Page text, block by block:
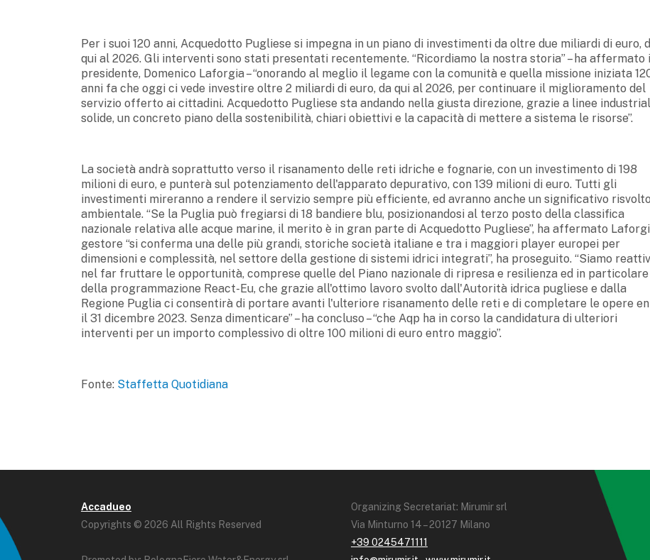
Per i suoi 120 anni, Acquedotto Pugliese si impegna in un piano di investimenti da oltre due miliardi di euro,
qui al 2026. Gli interventi sono stati presentati recentemente. “Ricordiamo la nostra storia” – ha affermato
presidente, Domenico Laforgia – “onorando al meglio il legame con la comunità e quella missione iniziata
anni fa che oggi ci vede investire oltre 2 miliardi di euro, da qui al 2026, per continuare il miglioramento del
servizio offerto ai cittadini. Acquedotto Pugliese sta andando nella giusta direzione, grazie a linee
solide, un concreto piano della sostenibilità, chiari obiettivi e la capacità di mettere a sistema le risorse”.
La società andrà soprattutto verso il risanamento delle reti idriche e fognarie, con un investimento di 198
milioni di euro, e punterà sul potenziamento dell'apparato depurativo, con 139 milioni di euro. Tutti gli
investimenti mireranno a rendere il servizio sempre più efficiente, ed avranno anche un significativo risvolto
ambientale. “Se la Puglia può fregiarsi di 18 bandiere blu, posizionandosi al terzo posto della classifica
nazionale relativa alle acque marine, il merito è in gran parte di Acquedotto Pugliese”, ha affermato
gestore “si conferma una delle più grandi, storiche società italiane e tra i maggiori player europei per
dimensioni e complessità, nel settore della gestione di sistemi idrici integrati”, ha proseguito. “Siamo
nel far fruttare le opportunità, comprese quelle del Piano nazionale di ripresa e resilienza ed in particolare
della programmazione React-Eu, che grazie all'ottimo lavoro svolto dall'Autorità idrica pugliese e dalla
Regione Puglia ci consentirà di portare avanti l'ulteriore risanamento delle reti e di completare le opere
il 31 dicembre 2023. Senza dimenticare” – ha concluso – “che Aqp ha in corso la candidatura di ulteriori
interventi per un importo complessivo di oltre 100 milioni di euro entro maggio”.
Fonte: Staffetta Quotidiana
Accadueo
Copyrights © 2026 All Rights Reserved
Organizing Secretariat: Mirumir srl
Via Minturno 14 – 20127 Milano
+39 0245471111